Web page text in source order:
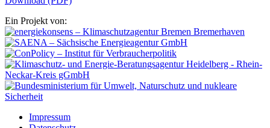
Ein Projekt von:
Impressum